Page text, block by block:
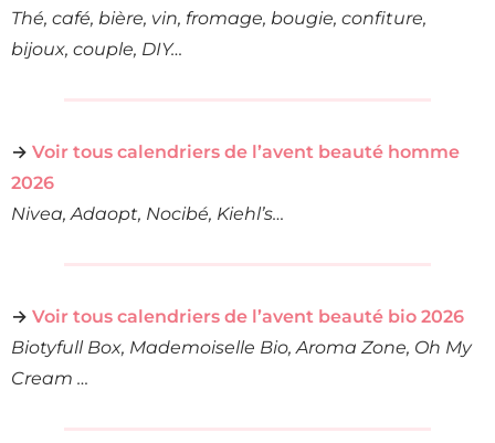
Thé, café, bière, vin, fromage, bougie, confiture,
bijoux, couple, DIY…
→ Voir tous calendriers de l’avent beauté homme
2026
Nivea, Adaopt, Nocibé, Kiehl’s…
→ Voir tous calendriers de l’avent beauté bio 2026
Biotyfull Box, Mademoiselle Bio, Aroma Zone, Oh My
Cream …